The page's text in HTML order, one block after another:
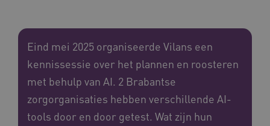
Eind mei 2025 organiseerde Vilans een
kennissessie over het plannen en roosteren
met behulp van AI. 2 Brabantse
zorgorganisaties hebben verschillende AI-
tools door en door getest. Wat zijn hun